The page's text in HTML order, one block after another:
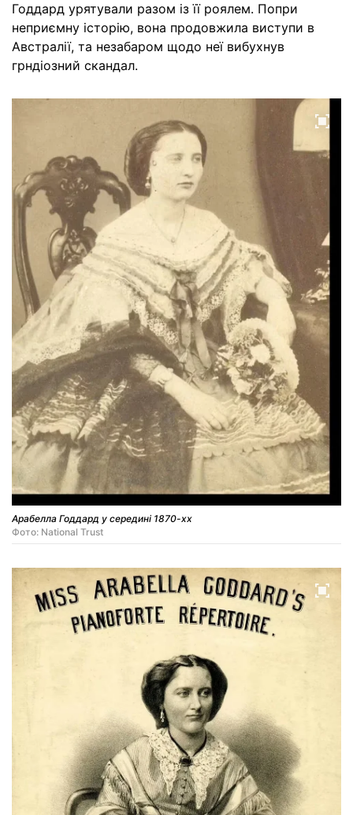
Годдард урятували разом із її роялем. Попри
неприємну історію, вона продовжила виступи в
Австралії, та незабаром щодо неї вибухнув
грндіозний скандал.
Арабелла Годдард у середині 1870-хх
Фото: National Trust